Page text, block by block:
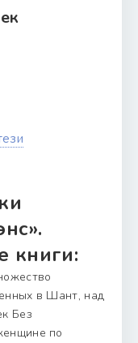
книги:
в Шант, над
Без
по